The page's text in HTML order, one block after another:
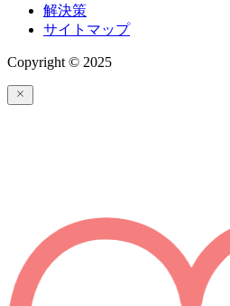
解決策
サイトマップ
Copyright © 2025